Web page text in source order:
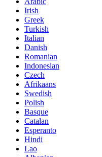
Irish
Greek
Turkish
Italian
Danish
Romanian
Indonesian
Czech
Afrikaans
Swedish
Polish
Basque
Catalan
Esperanto
Hindi
Lao